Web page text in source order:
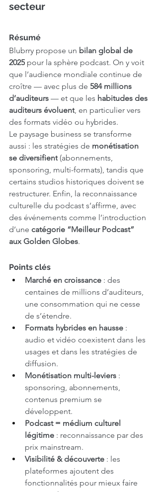
secteur
Résumé
Blubrry propose un bilan global de
2025 pour la sphère podcast. On y voit
que l’audience mondiale continue de
croître — avec plus de 584 millions
d’auditeurs — et que les habitudes des
auditeurs évoluent, en particulier vers
des formats vidéo ou hybrides.
Le paysage business se transforme
aussi : les stratégies de monétisation
se diversifient (abonnements,
sponsoring, multi-formats), tandis que
certains studios historiques doivent se
restructurer. Enfin, la reconnaissance
culturelle du podcast s’affirme, avec
des événements comme l’introduction
d’une catégorie “Meilleur Podcast”
aux Golden Globes.
Points clés
Marché en croissance : des
centaines de millions d’auditeurs,
une consommation qui ne cesse
de s’étendre.
Formats hybrides en hausse :
audio et vidéo coexistent dans les
usages et dans les stratégies de
diffusion.
Monétisation multi-leviers :
sponsoring, abonnements,
contenus premium se
développent.
Podcast = médium culturel
légitime : reconnaissance par des
prix mainstream.
Visibilité & découverte : les
plateformes ajoutent des
fonctionnalités pour mieux faire